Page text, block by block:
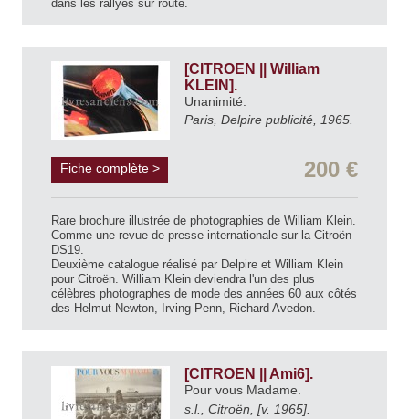
dans les rallyes sur route.
[CITROEN || William
KLEIN].
Unanimité.
Paris, Delpire publicité, 1965.
Fiche complète > 200 €
Rare brochure illustrée de photographies de William Klein.
Comme une revue de presse internationale sur la Citroën
DS19.
Deuxième catalogue réalisé par Delpire et William Klein
pour Citroën. William Klein deviendra l'un des plus
célèbres photographes de mode des années 60 aux côtés
des Helmut Newton, Irving Penn, Richard Avedon.
[CITROEN || Ami6].
Pour vous Madame.
s.l., Citroën, [v. 1965].